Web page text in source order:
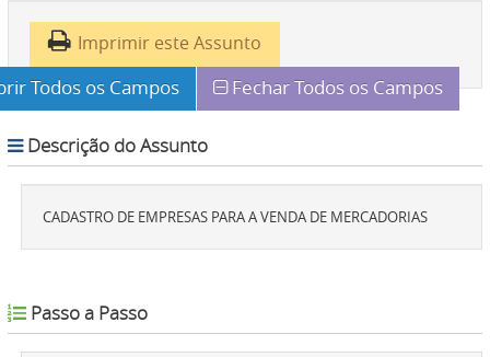
Imprimir este Assunto
Todos os Campos Fechar Todos os Campos
Descrição do Assunto
CADASTRO DE EMPRESAS PARA A VENDA DE MERCADORIAS
Passo a Passo